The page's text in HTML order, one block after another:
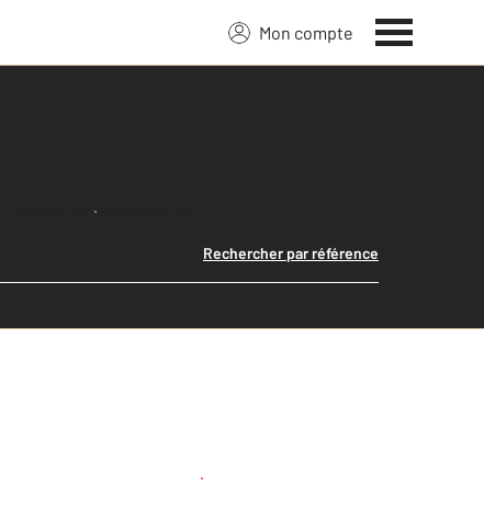
Mon compte
Lancer ma recherche
Rechercher par référence
Créer une alerte